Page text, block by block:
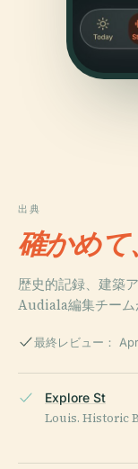
出典
確かめて
歴史的記録、建築
Audiala編集チーム
最終レビュー：
Explore St
Louis. Historic